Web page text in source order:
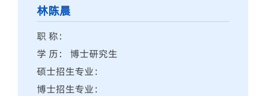
林陈晨
职 称：
学 历： 博士研究生
硕士招生专业：
博士招生专业：